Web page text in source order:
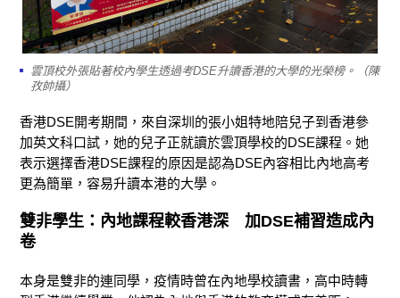
雲頂校外張貼著校內學生透過考DSE升讀香港的大學的光榮榜。（陳
孜帥攝）
香港DSE開考期間，來自深圳的張小姐特地陪兒子到香港參
加英文科口試，她的兒子正就讀於雲頂學校的DSE課程。她
表示選擇香港DSE課程的原因是認為DSE內容相比內地高考
更為簡單，容易升讀本港的大學。
雙非學生：內地課程較香港深 加DSE補習造成內
卷
本身是雙非的連同學，疫情時曾在內地學校讀書，高中時轉